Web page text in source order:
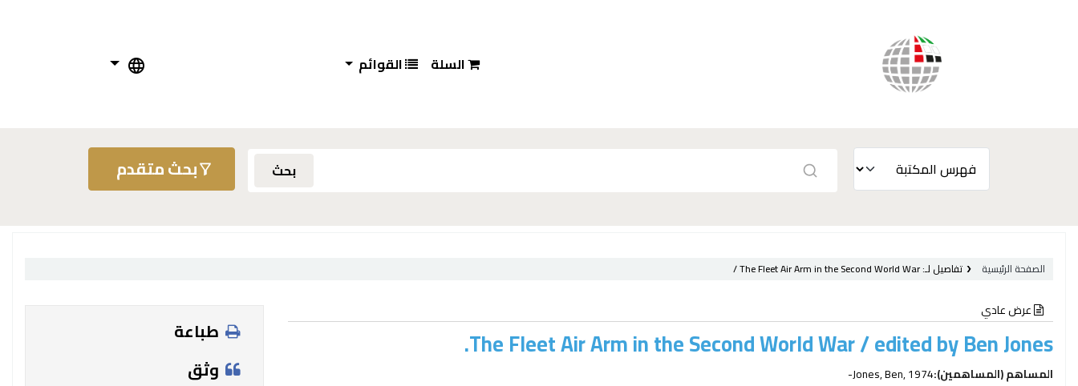
السلة القوائم
بحث بحث متقدم
الصفحة الرئيسية تفاصيل لـ:The Fleet Air Arm in the Second World War /
عرض عادي
The Fleet Air Arm in the Second World War /edited by Ben Jones.
المساهم (المساهمين): Jones, Ben, 1974-
طباعة
وثق